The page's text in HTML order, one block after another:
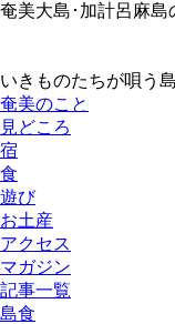
奄美大島･加計呂麻島
いきものたちが唄う
奄美のこと
見どころ
宿
食
遊び
お土産
アクセス
マガジン
記事一覧
島食